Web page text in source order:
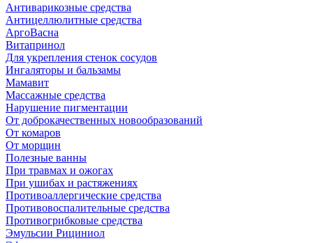
Антиварикозные средства
Антицеллюлитные средства
АргоВасна
Витапринол
Для укрепления стенок сосудов
Ингаляторы и бальзамы
Мамавит
Массажные средства
Нарушение пигментации
От доброкачественных новообразований
От комаров
От морщин
Полезные ванны
При травмах и ожогах
При ушибах и растяжениях
Противоаллергические средства
Противовоспалительные средства
Противогрибковые средства
Эмульсии Рициниол